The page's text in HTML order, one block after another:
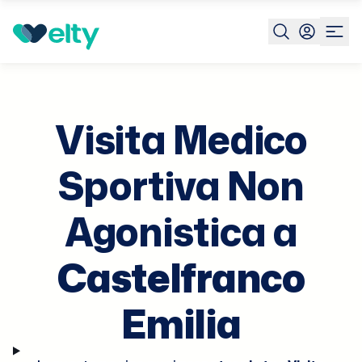
Prenota visita Visita Medico Sportiva Non Agonistica
Visita Medico
Sportiva Non
Agonistica a
Castelfranco
Emilia